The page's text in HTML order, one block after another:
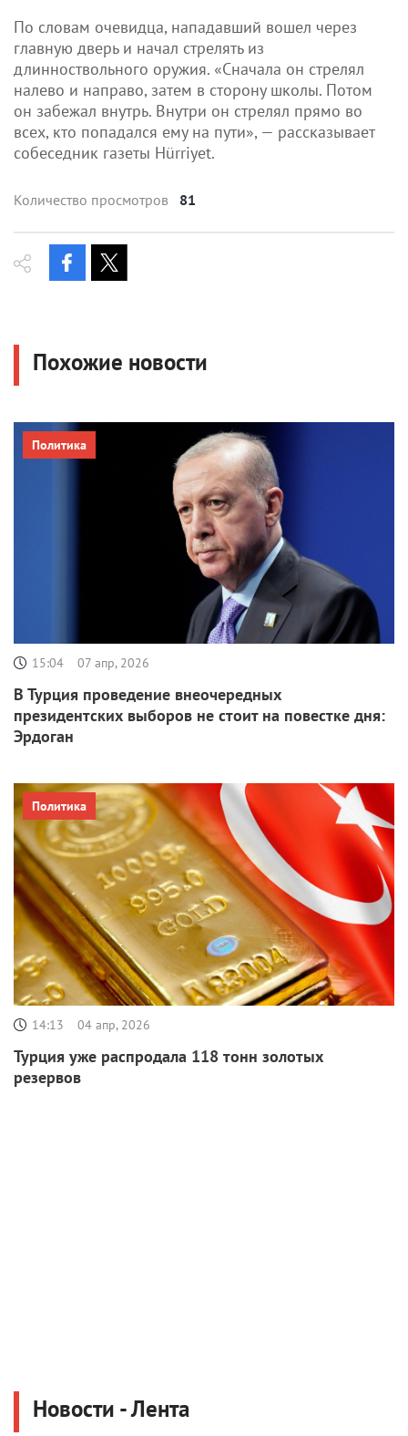
По словам очевидца, нападавший вошел через
главную дверь и начал стрелять из
длинноствольного оружия. «Сначала он стрелял
налево и направо, затем в сторону школы. Потом
он забежал внутрь. Внутри он стрелял прямо во
всех, кто попадался ему на пути», — рассказывает
собеседник газеты Hürriyet.
Количество просмотров 81
Похожие новости
15:04 07 апр, 2026
В Турция проведение внеочередных
президентских выборов не стоит на повестке дня:
Эрдоган
Политика
14:13 04 апр, 2026
Турция уже распродала 118 тонн золотых
резервов
Политика
Новости - Лента